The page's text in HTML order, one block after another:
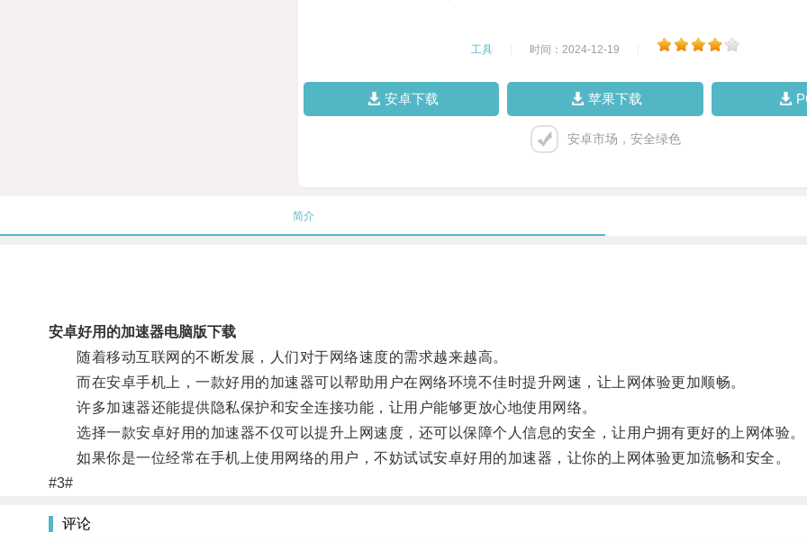
工具 时间：2024-12-19
安卓下载 苹果下载
安卓市场，安全绿色
简介
安卓好用的加速器电脑版下载
随着移动互联网的不断发展，人们对于网络速度的需求越来越高。
而在安卓手机上，一款好用的加速器可以帮助用户在网络环境不佳时提升网速，让上网体验更加顺畅。
许多加速器还能提供隐私保护和安全连接功能，让用户能够更放心地使用网络。
选择一款安卓好用的加速器不仅可以提升上网速度，还可以保障个人信息的安全，让用户拥有更好的上网体验。
如果你是一位经常在手机上使用网络的用户，不妨试试安卓好用的加速器，让你的上网体验更加流畅和安全。
#3#
评论